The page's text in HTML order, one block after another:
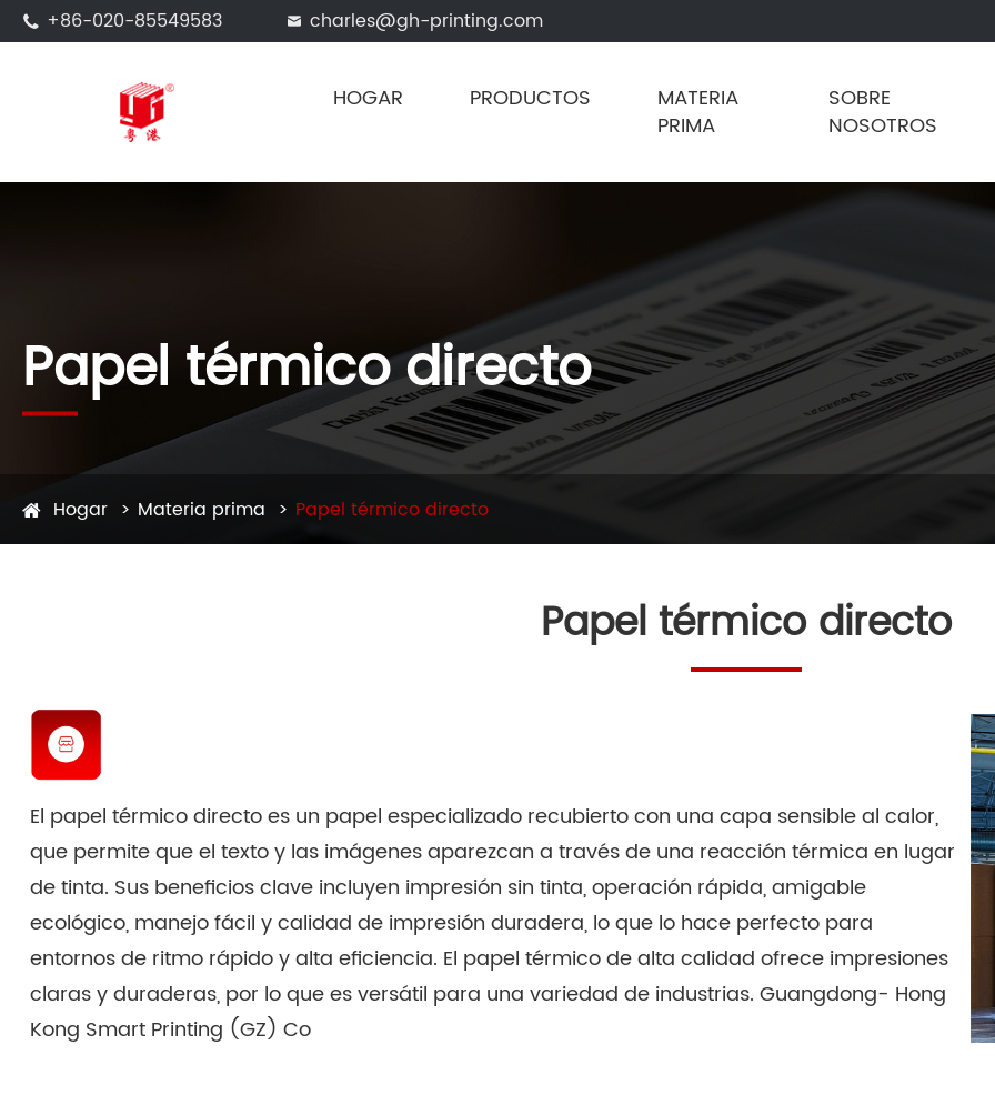
 +86-020-85549583  charles@gh-printing.com
HOGAR PRODUCTOS
MATERIA
PRIMA
SOBRE
NOSOTROS
Papel térmico directo
Hogar Materia prima Papel térmico directo
Papel térmico directo
El papel térmico directo es un papel especializado recubierto con una capa sensible al calor,
que permite que el texto y las imágenes aparezcan a través de una reacción térmica en lugar
de tinta. Sus beneficios clave incluyen impresión sin tinta, operación rápida, amigable
ecológico, manejo fácil y calidad de impresión duradera, lo que lo hace perfecto para
entornos de ritmo rápido y alta eficiencia. El papel térmico de alta calidad ofrece impresiones
claras y duraderas, por lo que es versátil para una variedad de industrias. Guangdong- Hong
Kong Smart Printing (GZ) Co